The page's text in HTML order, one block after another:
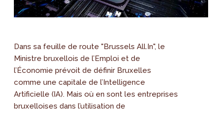
Dans sa feuille de route "Brussels All.In", le
Ministre bruxellois de l’Emploi et de
l’Économie prévoit de définir Bruxelles
comme une capitale de l’Intelligence
Artificielle (IA). Mais où en sont les entreprises
bruxelloises dans l’utilisation de